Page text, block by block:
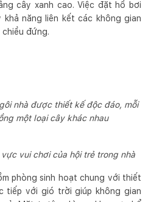
cây xanh cao. Việc đặt hồ bơi
năng liên kết các không gian
đứng.
nhà được thiết kế độc đáo, mỗi
một loại cây khác nhau
vui chơi của hội trẻ trong nhà
phòng sinh hoạt chung với thiết
tiếp với gió trời giúp không gian